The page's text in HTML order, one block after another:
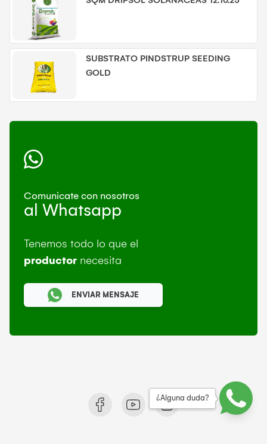
SUBSTRATO PINDSTRUP SEEDING
GOLD
Comunicate con nosotros
al Whatsapp
Tenemos todo lo que el
productor necesita
ENVIAR MENSAJE
¿Alguna duda?